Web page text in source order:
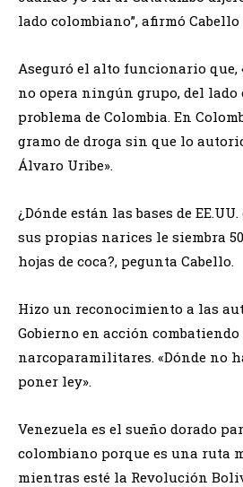
lado colombiano”, afirmó Cabello
Aseguró el alto funcionario que,
no opera ningún grupo, del lado
problema de Colombia. En
gramo de droga sin que lo
Álvaro Uribe».
¿Dónde están las bases de
sus propias narices le siembra
hojas de coca?, pegunta Cabello.
Hizo un reconocimiento a las
Gobierno en acción
narcoparamilitares. «Dónde no
poner ley».
Venezuela es el sueño dorado
colombiano porque es una ruta
mientras esté la Revolución